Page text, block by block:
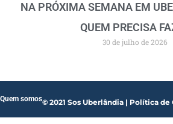
NA PRÓXIMA SEMANA EM
QUEM PRECISA
30 de julho de 2026
© 2021 Sos Uberlândia | Política
Quem somos